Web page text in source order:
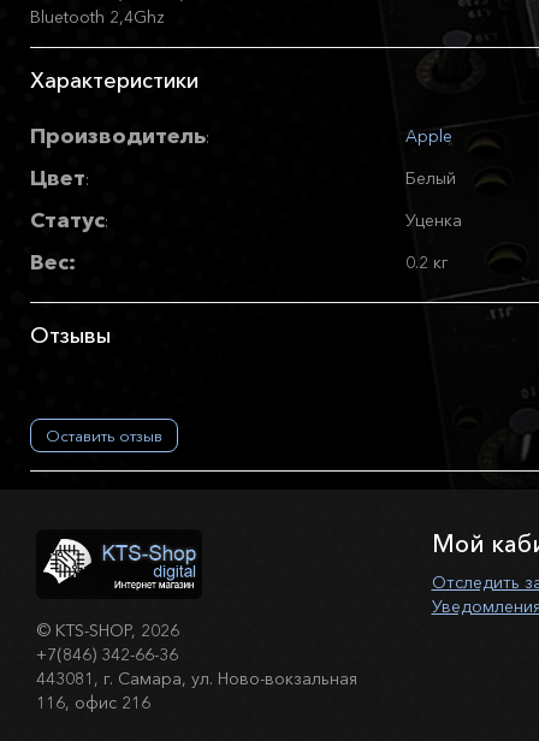
Bluetooth 2,4Ghz
Характеристики
Производитель: Apple
Цвет: Белый
Статус: Уценка
Вес: 0.2 кг
Отзывы
Оставить отзыв
© KTS-SHOP, 2026
+7(846) 342-66-36
443081, г. Самара, ул. Ново-вокзальная
116, офис 216
Мой
Отследить